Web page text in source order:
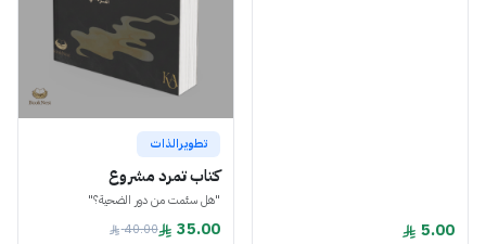
5.00
تطويرالذات
كتاب تمرد مشروع
​"هل سئمت من دور الضحية؟"
35.00
40.00